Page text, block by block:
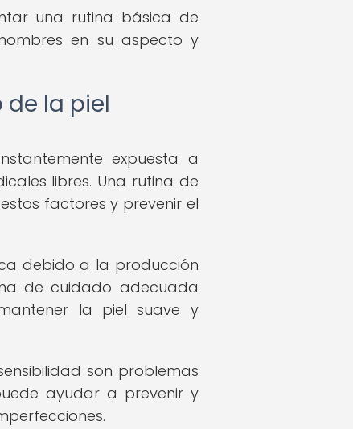
una rutina básica de
en su aspecto y
la piel
expuesta a
libres. Una rutina de
factores y prevenir el
debido a la producción
de cuidado adecuada
la piel suave y
son problemas
ayudar a prevenir y